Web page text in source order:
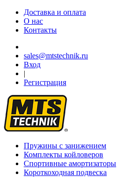
Доставка и оплата
О нас
Контакты
sales@mtstechnik.ru
Вход
|
Регистрация
Пружины с занижением
Комплекты койловеров
Спортивные амортизаторы
Короткоходная подвеска